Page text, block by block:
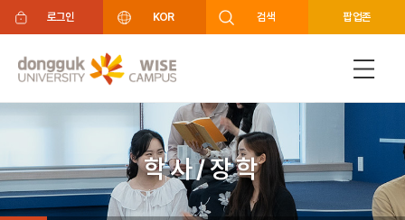
주메뉴 바로가기
푸터 바로가기
로그인 KOR 검색 팝업존
학사/장학